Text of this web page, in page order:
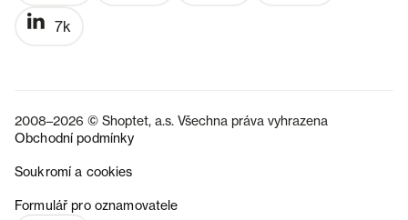
7k
2008–2026 © Shoptet, a.s. Všechna práva vyhrazena
Obchodní podmínky
Soukromí a cookies
Formulář pro oznamovatele